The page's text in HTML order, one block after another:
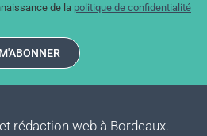
de la politique de confidentialité
M'ABONNER
rédaction web à Bordeaux.